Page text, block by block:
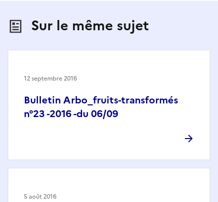
Sur le même sujet
Bulletin Arbo_fruits-transformés
n°23 -2016 -du 06/09
12 septembre 2016
5 août 2016